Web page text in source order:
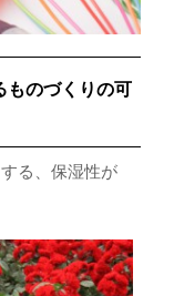
ものづくりの可
る、保湿性が